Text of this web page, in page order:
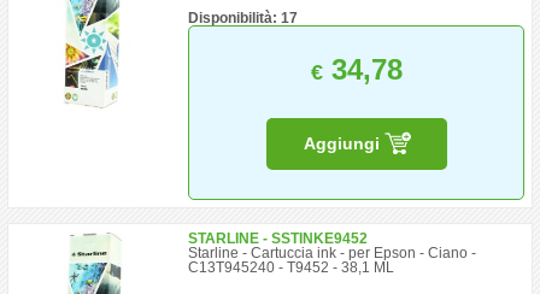
Disponibilità: 17
€34,78
Aggiungi
STARLINE - SSTINKE9452
Starline - Cartuccia ink - per Epson - Ciano -
C13T945240 - T9452 - 38,1 ML